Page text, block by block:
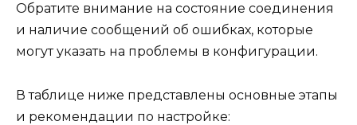
Обратите внимание на состояние соединения
и наличие сообщений об ошибках, которые
могут указать на проблемы в конфигурации.
В таблице ниже представлены основные этапы
и рекомендации по настройке: